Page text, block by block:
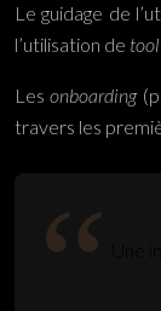
Le guidage de
l’utilisation de
Lesonboarding
travers les